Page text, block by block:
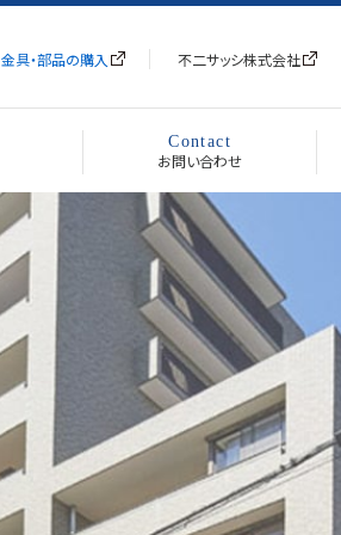
金具・部品の購入 不二サッシ株式会社
Contact
お問い合わせ